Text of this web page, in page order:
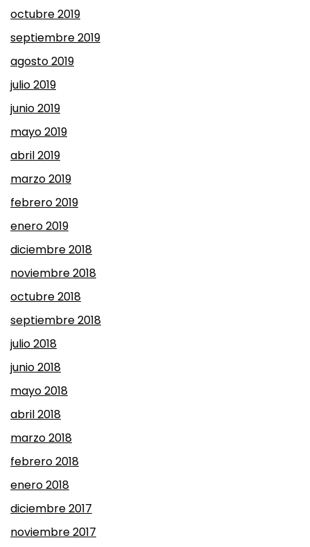
octubre 2019
septiembre 2019
agosto 2019
julio 2019
junio 2019
mayo 2019
abril 2019
marzo 2019
febrero 2019
enero 2019
diciembre 2018
noviembre 2018
octubre 2018
septiembre 2018
julio 2018
junio 2018
mayo 2018
abril 2018
marzo 2018
febrero 2018
enero 2018
diciembre 2017
noviembre 2017